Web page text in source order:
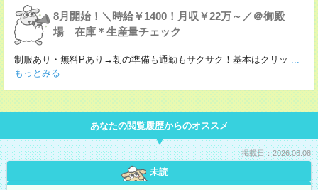
8月開始！＼時給￥1400！月収￥22万～／＠御殿
場 在庫＊生産量チェック
制服あり・無料Pあり→朝の準備も通勤もサクサク！基本はクリッ ...
もっとみる
あなたの閲覧履歴からのオススメ
掲載日：2026.08.08
未読